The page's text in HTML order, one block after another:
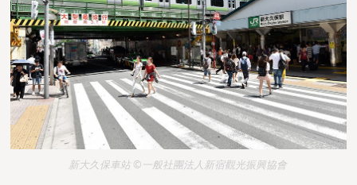
新大久保車站 ©一般社團法人新宿觀光振興協會